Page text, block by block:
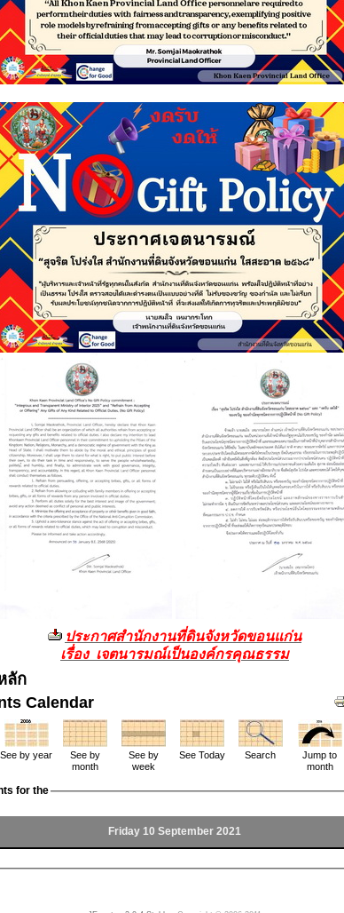
ประกาศสำนักงานที่ดินจังหวัดขอนแก่น
เรื่อง เจตนารมณ์เป็นองค์กรคุณธรรม
ลัก
Calendar
See by year
See by
month
See by
week
See Today Search
Jump to
month
for the
Friday 10 September 2021